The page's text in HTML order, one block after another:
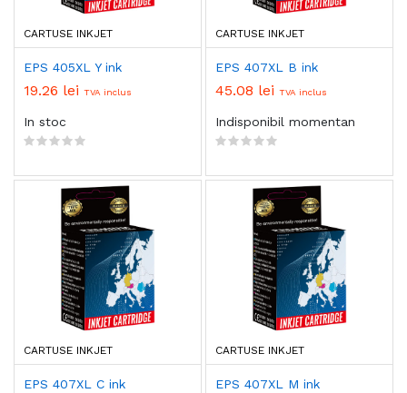
CARTUSE INKJET
EPS 405XL Y ink
19.26 lei TVA inclus
In stoc
CARTUSE INKJET
EPS 407XL B ink
45.08 lei TVA inclus
Indisponibil momentan
CARTUSE INKJET
EPS 407XL C ink
CARTUSE INKJET
EPS 407XL M ink